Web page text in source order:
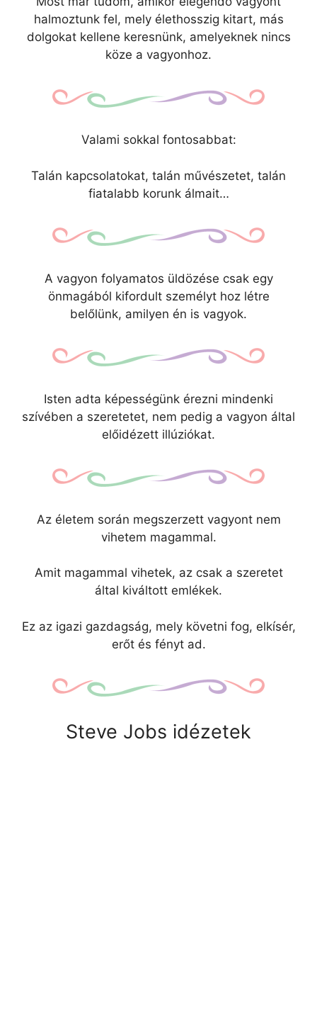
halmoztunk fel, mely élethosszig kitart, más
dolgokat kellene keresnünk, amelyeknek nincs
köze a vagyonhoz.
Valami sokkal fontosabbat:
Talán kapcsolatokat, talán művészetet, talán
fiatalabb korunk álmait…
A vagyon folyamatos üldözése csak egy
önmagából kifordult személyt hoz létre
belőlünk, amilyen én is vagyok.
Isten adta képességünk érezni mindenki
szívében a szeretetet, nem pedig a vagyon által
előidézett illúziókat.
Az életem során megszerzett vagyont nem
vihetem magammal.
Amit magammal vihetek, az csak a szeretet
által kiváltott emlékek.
Ez az igazi gazdagság, mely követni fog, elkísér,
erőt és fényt ad.
Steve Jobs idézetek